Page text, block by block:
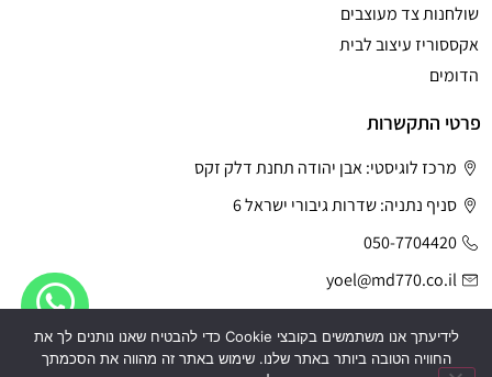
שולחנות צד מעוצבים
אקססוריז עיצוב לבית
הדומים
פרטי התקשרות
מרכז לוגיסטי: אבן יהודה תחנת דלק זקס
סניף נתניה: שדרות גיבורי ישראל 6
050-7704420
yoel@md770.co.il
לידיעתך אנו משתמשים בקובצי Cookie כדי להבטיח שאנו נותנים לך את
החוויה הטובה ביותר באתר שלנו. שימוש באתר זה מהווה את הסכמתך